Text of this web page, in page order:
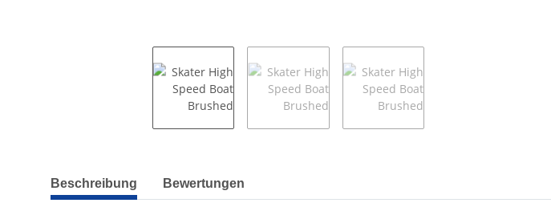
weitere Registerkarten anzeigen
Beschreibung Bewertungen